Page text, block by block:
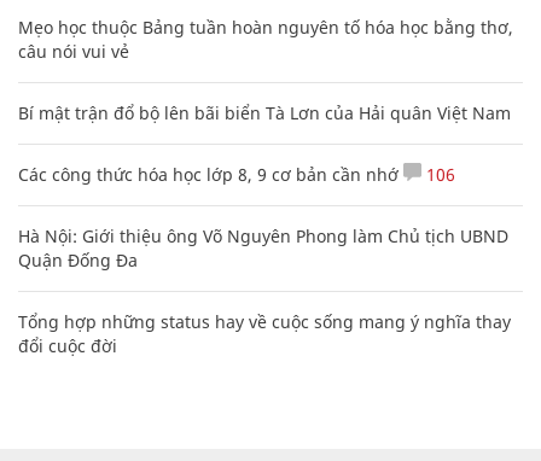
Mẹo học thuộc Bảng tuần hoàn nguyên tố hóa học bằng thơ,
câu nói vui vẻ
Bí mật trận đổ bộ lên bãi biển Tà Lơn của Hải quân Việt Nam
Các công thức hóa học lớp 8, 9 cơ bản cần nhớ 106
Hà Nội: Giới thiệu ông Võ Nguyên Phong làm Chủ tịch UBND
Quận Đống Đa
Tổng hợp những status hay về cuộc sống mang ý nghĩa thay
đổi cuộc đời